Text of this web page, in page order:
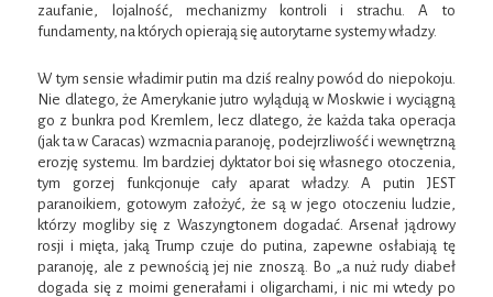
zaufanie, lojalność, mechanizmy kontroli i strachu. A to
fundamenty, na których opierają się autorytarne systemy władzy.
W tym sensie władimir putin ma dziś realny powód do niepokoju.
Nie dlatego, że Amerykanie jutro wylądują w Moskwie i wyciągną
go z bunkra pod Kremlem, lecz dlatego, że każda taka operacja
(jak ta w Caracas) wzmacnia paranoję, podejrzliwość i wewnętrzną
erozję systemu. Im bardziej dyktator boi się własnego otoczenia,
tym gorzej funkcjonuje cały aparat władzy. A putin JEST
paranoikiem, gotowym założyć, że są w jego otoczeniu ludzie,
którzy mogliby się z Waszyngtonem dogadać. Arsenał jądrowy
rosji i mięta, jaką Trump czuje do putina, zapewne osłabiają tę
paranoję, ale z pewnością jej nie znoszą. Bo „a nuż rudy diabeł
dogada się z moimi generałami i oligarchami, i nic mi wtedy po